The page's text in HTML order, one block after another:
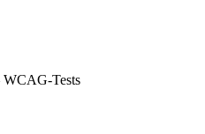
Tests